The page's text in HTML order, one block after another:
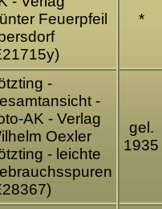
Feuerpfeil
*
-
-
AK - Verlag
Oexler
- leichte
gel.
1935